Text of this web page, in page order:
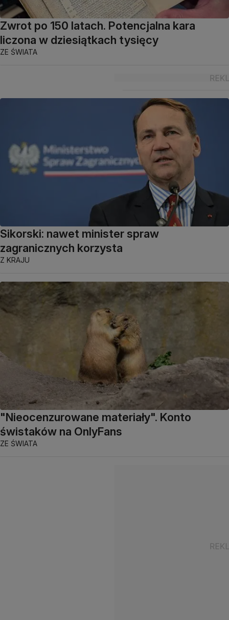
Zwrot po 150 latach. Potencjalna kara
liczona w dziesiątkach tysięcy
ZE ŚWIATA
Sikorski: nawet minister spraw
zagranicznych korzysta
Z KRAJU
"Nieocenzurowane materiały". Konto
świstaków na OnlyFans
ZE ŚWIATA